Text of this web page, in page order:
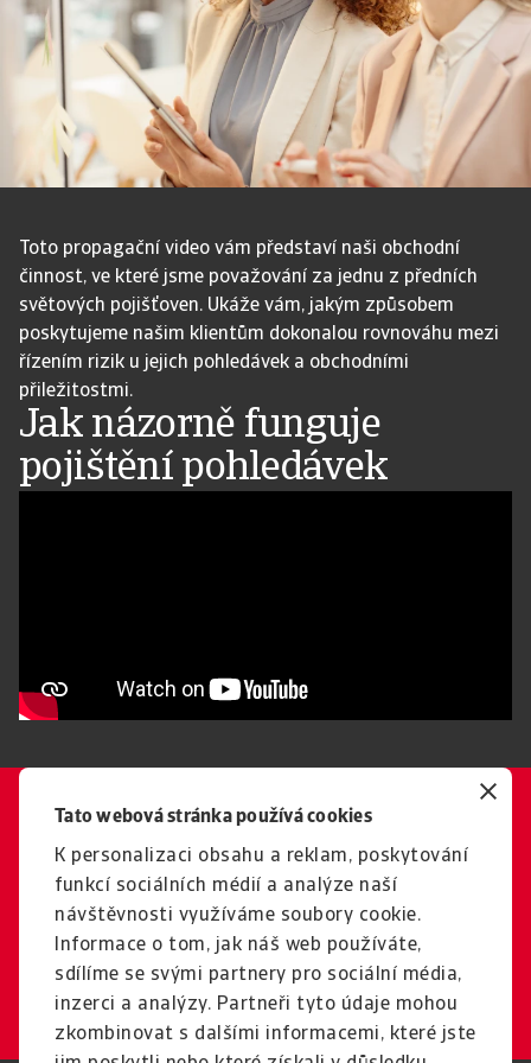
Tato webová stránka používá cookies
K personalizaci obsahu a reklam, poskytování
funkcí sociálních médií a analýze naší
návštěvnosti využíváme soubory cookie.
Informace o tom, jak náš web používáte,
sdílíme se svými partnery pro sociální média,
inzerci a analýzy. Partneři tyto údaje mohou
zkombinovat s dalšími informacemi, které jste
Toto propagační video vám představí naši obchodní
činnost, ve které jsme považování za jednu z předních
světových pojišťoven. Ukáže vám, jakým způsobem
poskytujeme našim klientům dokonalou rovnováhu mezi
řízením rizik u jejich pohledávek a obchodními
přiležitostmi.
Jak názorně funguje
pojištění pohledávek
Máte nějaké otázky?
Rádi vám poradíme se všemi
aspekty správy vašich B2B
pohledávek.
Kontakt